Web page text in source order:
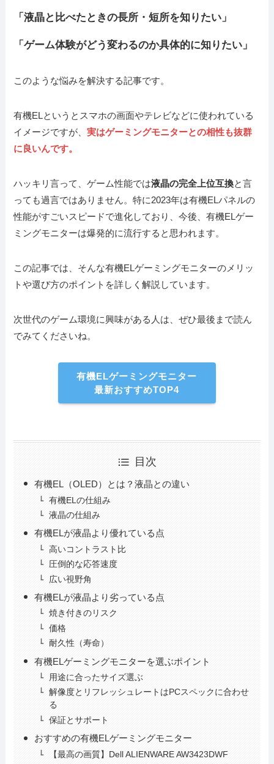
「液晶と比べたときの長所・短所を知りたい」
「ゲーム体験がどう変わるのか具体的に知りたい」
このような悩みを解決する記事です。
有機ELというとスマホの画面やテレビなどに使われている
イメージですが、実はゲーミングモニターとの相性も抜群
に良いんです。
ハッキリ言って、ゲーム性能では液晶の完全上位互換と言
っても過言ではありません。特に2023年は有機ELパネルの
性能がすごいスピードで進化しており、今後、有機ELゲー
ミングモニターは爆発的に流行すると思われます。
この記事では、そんな有機ELゲーミングモニターのメリッ
トや選び方のポイントを詳しく解説しています。
次世代のゲーム環境に興味がある人は、ぜひ最後まで読ん
でみてくださいね。
有機ELゲーミングモニター
最新おすすめTOP4
目次
有機EL（OLED）とは？液晶との違い
有機ELの仕組み
液晶の仕組み
有機ELが液晶より優れている点
高いコントラスト比
圧倒的な応答速度
広い視野角
有機ELが液晶より劣っている点
焼き付きのリスク
価格
耐久性（寿命）
有機ELゲーミングモニターを選ぶポイント
用途に合ったサイズ選ぶ
解像度とリフレッシュレートはPCスペックに合わせ
る
保証とサポート
おすすめの有機ELゲーミングモニター
【最高の画質】Dell ALIENWARE AW3423DWF